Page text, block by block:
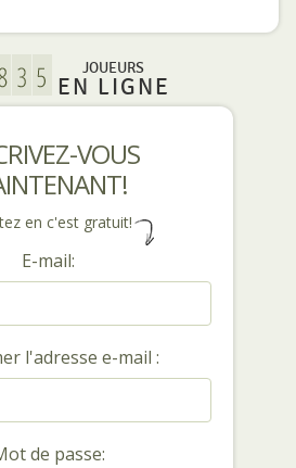
JOUEURS
EN LIGNE
VOUS
en c'est gratuit!
E-mail:
l'adresse e-mail :
de passe: